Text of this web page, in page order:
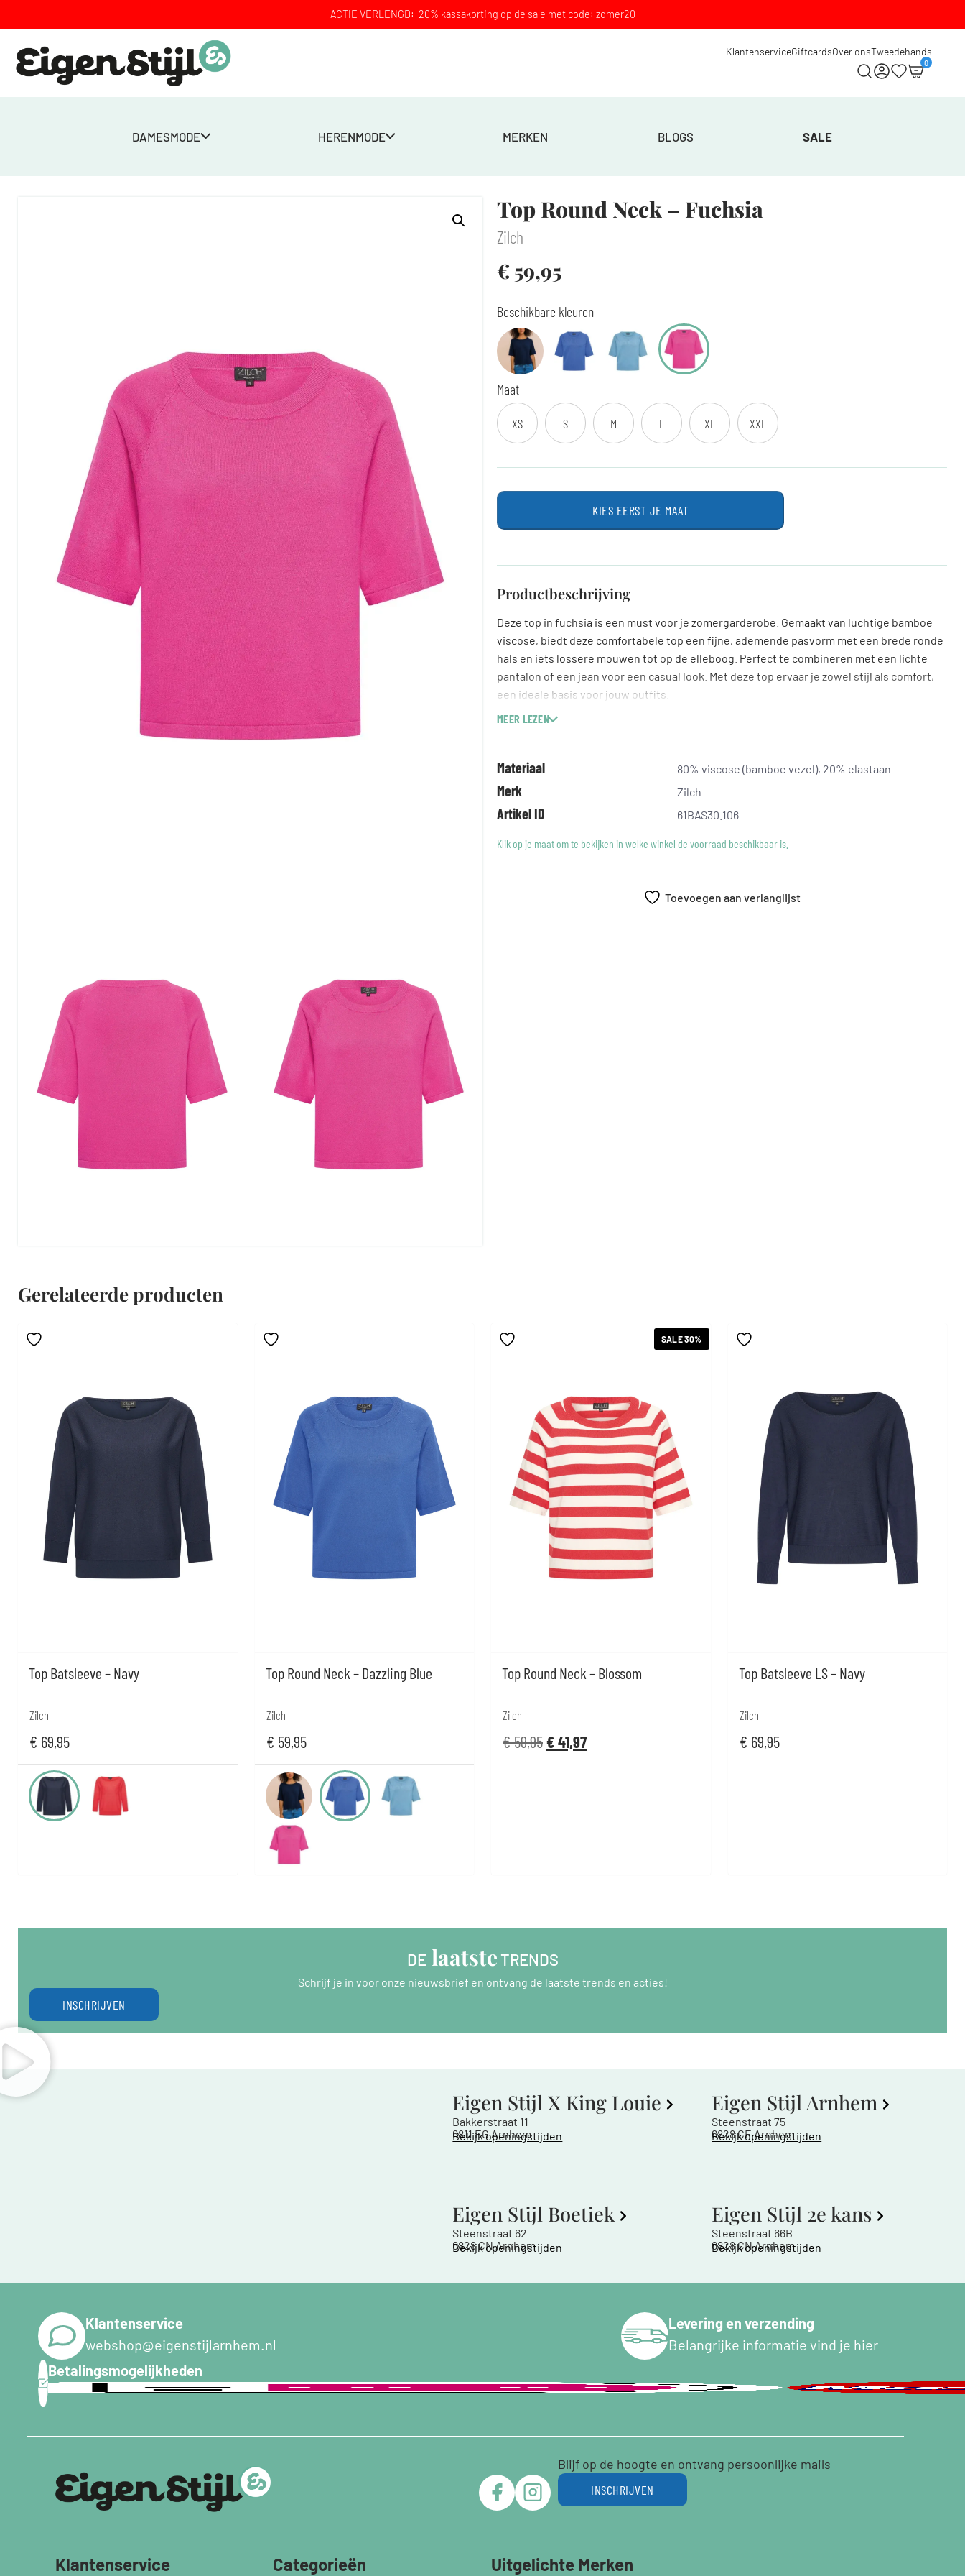
ACTIE VERLENGD: 20% kassakorting op de sale met code: zomer20
KlantenserviceGiftcardsOver onsTweedehands
0
DAMESMODE HERENMODE MERKEN BLOGS SALE
Top Round Neck – Fuchsia
Zilch
€ 59,95
Beschikbare kleuren
Maat
XS S M L XL XXL
KIES EERST JE MAAT
Productbeschrijving
Deze top in fuchsia is een must voor je zomergarderobe. Gemaakt van luchtige bamboe
viscose, biedt deze comfortabele top een fijne, ademende pasvorm met een brede ronde
hals en iets lossere mouwen tot op de elleboog. Perfect te combineren met een lichte
pantalon of een jean voor een casual look. Met deze top ervaar je zowel stijl als comfort,
een ideale basis voor jouw outfits.
MEER LEZEN
Materiaal 80% viscose (bamboe vezel), 20% elastaan
Merk Zilch
Artikel ID 61BAS30.106
Klik op je maat om te bekijken in welke winkel de voorraad beschikbaar is.
Toevoegen aan verlanglijst
Gerelateerde producten
Top Batsleeve – Navy
Zilch
€ 69,95
Top Round Neck – Dazzling Blue
Zilch
€ 59,95
SALE 30%
Top Round Neck – Blossom
Zilch
€59,95€41,97
Top Batsleeve LS – Navy
Zilch
€ 69,95
DE laatste TRENDS
Schrijf je in voor onze nieuwsbrief en ontvang de laatste trends en acties!
INSCHRIJVEN
Eigen Stijl X King Louie
Bakkerstraat 11
6811 EG Arnhem
Bekijk openingstijden
Eigen Stijl Arnhem
Steenstraat 75
6828 CE Arnhem
Bekijk openingstijden
Eigen Stijl Boetiek
Steenstraat 62
6828 CN Arnhem
Bekijk openingstijden
Eigen Stijl 2e kans
Steenstraat 66B
6828 CN Arnhem
Bekijk openingstijden
Klantenservice
webshop@eigenstijlarnhem.nl
Levering en verzending
Belangrijke informatie vind je hier
Betalingsmogelijkheden
Blijf op de hoogte en ontvang persoonlijke mails
INSCHRIJVEN
Klantenservice Categorieën Uitgelichte Merken